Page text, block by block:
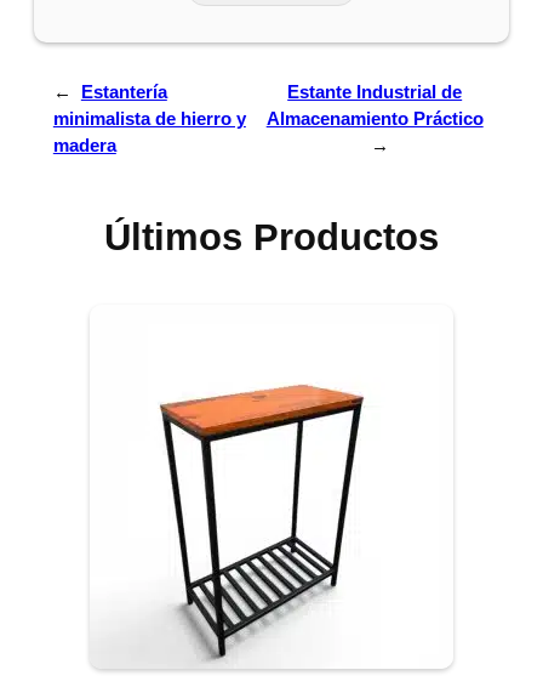
←
Estantería
minimalista de hierro y
madera
Estante Industrial de
Almacenamiento Práctico
→
Últimos Productos